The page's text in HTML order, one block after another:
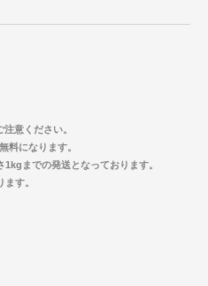
意ください。
料になります。
までの発送となっております。
す。